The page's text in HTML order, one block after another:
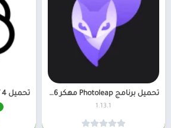
تحميل برنامج Photoleap مهكر 2026 للاندرويد اخر اصدار
1.13.1